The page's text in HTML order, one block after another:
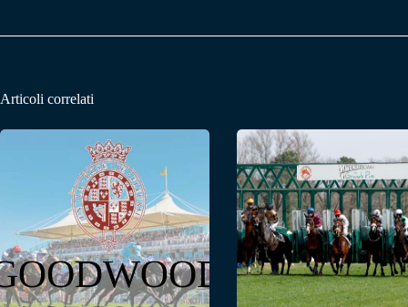
Articoli correlati